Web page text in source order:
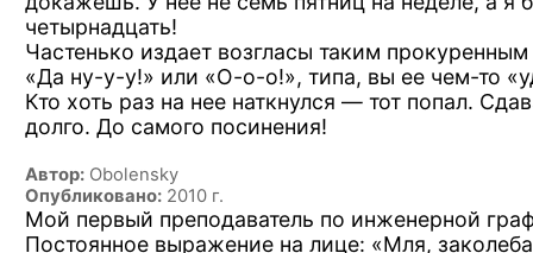
четырнадцать!
Частенько издает возгласы таким
«Да ну-у-у!» или «О-о-о!», типа, вы ее чем-то
Кто хоть раз на нее наткнулся — тот попал.
долго. До самого посинения!
Автор: Obolensky
Опубликовано: 2010 г.
Мой первый преподаватель по инженерной
Постоянное выражение на лице: «Мля,